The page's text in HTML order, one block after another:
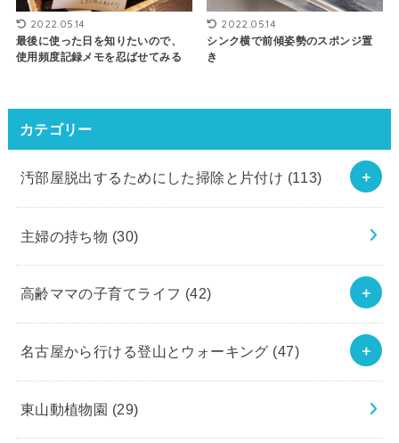
2022.05.14
最後に使った日を知りたいので、
使用頻度記録メモを忍ばせてみる
2022.05.14
シンク横で前傾姿勢のスポンジ置
き
カテゴリー
汚部屋脱出するためにした掃除と片付け (113)
主婦の持ち物 (30)
高齢ママの子育てライフ (42)
名古屋から行ける登山とウォーキング (47)
東山動植物園 (29)